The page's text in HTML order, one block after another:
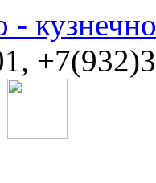
-